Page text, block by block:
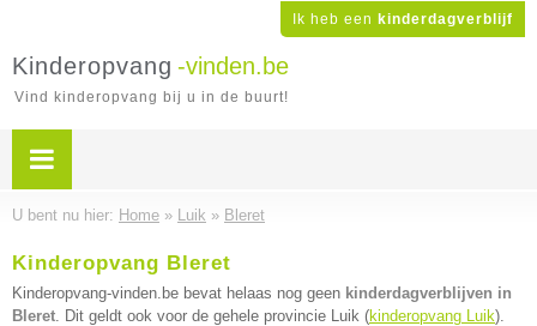
Ik heb een kinderdagverblijf
Kinderopvang -vinden.be
Vind kinderopvang bij u in de buurt!
U bent nu hier: Home » Luik » Bleret
Kinderopvang Bleret
Kinderopvang-vinden.be bevat helaas nog geen kinderdagverblijven in
Bleret. Dit geldt ook voor de gehele provincie Luik (kinderopvang Luik).